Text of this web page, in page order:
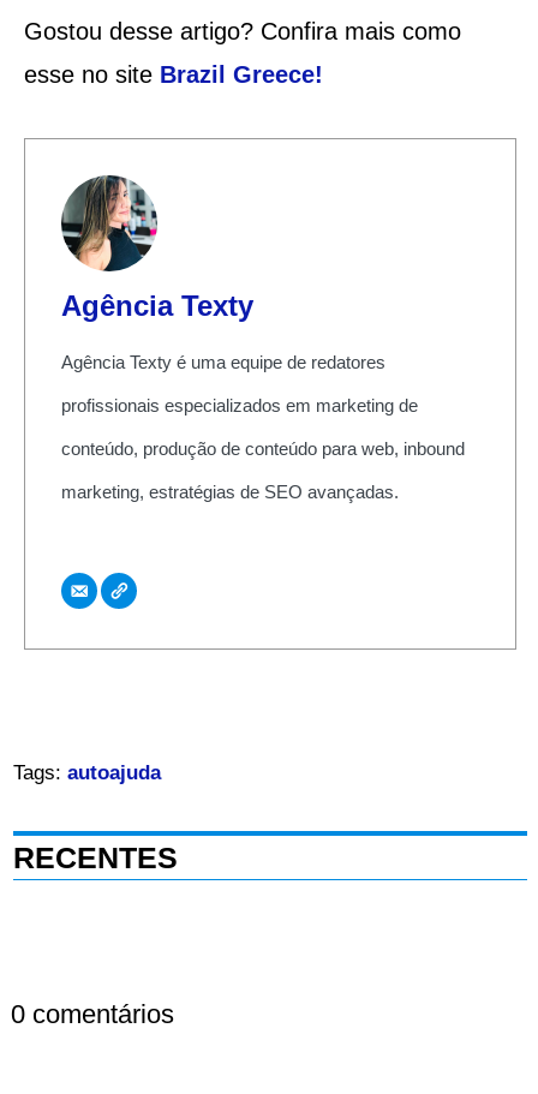
Gostou desse artigo? Confira mais como
esse no site Brazil Greece!
Agência Texty
Agência Texty é uma equipe de redatores
profissionais especializados em marketing de
conteúdo, produção de conteúdo para web, inbound
marketing, estratégias de SEO avançadas.
Tags: autoajuda
RECENTES
0 comentários